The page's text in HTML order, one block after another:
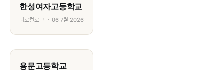
한성여자고등학교
더로컬로그 06 7월 2026
용문고등학교